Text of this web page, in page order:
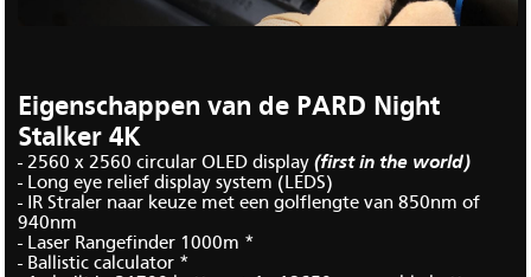
Eigenschappen van de PARD Night
Stalker 4K
- 2560 x 2560 circular OLED display(first in the world)
- Long eye relief display system (LEDS)
- IR Straler naar keuze met een golflengte van 850nm of
940nm
- Laser Rangefinder 1000m *
- Ballistic calculator *